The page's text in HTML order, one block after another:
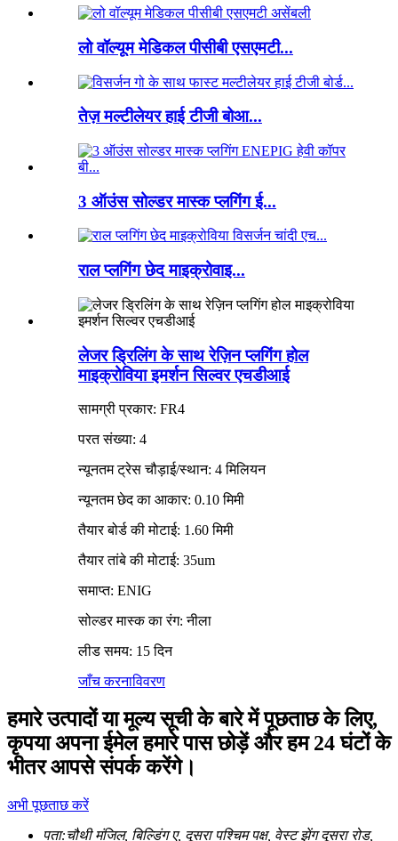
लो वॉल्यूम मेडिकल पीसीबी एसएमटी...
तेज़ मल्टीलेयर हाई टीजी बोआ...
3 ऑउंस सोल्डर मास्क प्लगिंग ई...
राल प्लगिंग छेद माइक्रोवाइ...
लेजर ड्रिलिंग के साथ रेज़िन प्लगिंग होल
माइक्रोविया इमर्शन सिल्वर एचडीआई
सामग्री प्रकार: FR4
परत संख्या: 4
न्यूनतम ट्रेस चौड़ाई/स्थान: 4 मिलियन
न्यूनतम छेद का आकार: 0.10 मिमी
तैयार बोर्ड की मोटाई: 1.60 मिमी
तैयार तांबे की मोटाई: 35um
समाप्त: ENIG
सोल्डर मास्क का रंग: नीला
लीड समय: 15 दिन
जाँच करनाविवरण
हमारे उत्पादों या मूल्य सूची के बारे में पूछताछ के लिए,
कृपया अपना ईमेल हमारे पास छोड़ें और हम 24 घंटों के
भीतर आपसे संपर्क करेंगे।
अभी पूछताछ करें
पता:चौथी मंजिल, बिल्डिंग ए, दूसरा पश्चिम पक्ष, वेस्ट झेंग दूसरा रोड,